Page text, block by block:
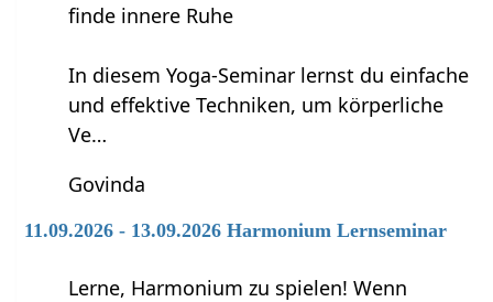
finde innere Ruhe
In diesem Yoga-Seminar lernst du einfache
und effektive Techniken, um körperliche
Ve…
Govinda
11.09.2026 - 13.09.2026 Harmonium Lernseminar
Lerne, Harmonium zu spielen! Wenn